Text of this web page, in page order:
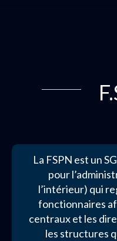
La FSPN est un
pour
l’intérieur) qui
fonctionnaires
centraux et les
les structures